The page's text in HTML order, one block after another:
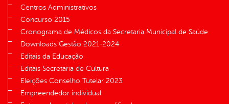
Centros Administrativos
Concurso 2015
Cronograma de Médicos da Secretaria Municipal de Saúde
Downloads Gestão 2021-2024
Editais da Educação
Editais Secretaria de Cultura
Eleições Conselho Tutelar 2023
Empreendedor individual